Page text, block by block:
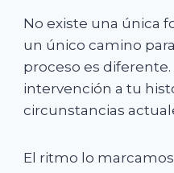
No existe una única
un único camino
proceso es diferente.
intervención a tu
circunstancias
El ritmo lo